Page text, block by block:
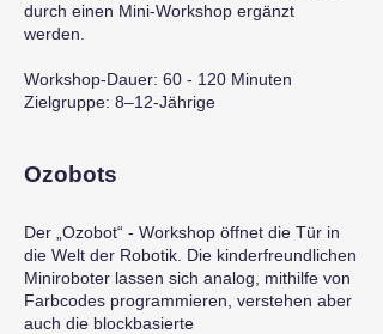
durch einen Mini-Workshop ergänzt
werden.
Workshop-Dauer: 60 - 120 Minuten
Zielgruppe: 8–12-Jährige
Ozobots
Der „Ozobot“ - Workshop öffnet die Tür in
die Welt der Robotik. Die kinderfreundlichen
Miniroboter lassen sich analog, mithilfe von
Farbcodes programmieren, verstehen aber
auch die blockbasierte